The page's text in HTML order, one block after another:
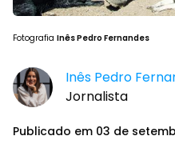
Fotografia Inês Pedro Fernandes
Inês Pedro
Jornalista
Publicado em 03 de